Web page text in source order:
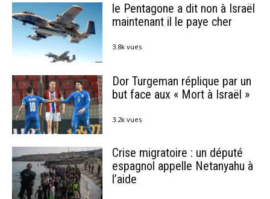
le Pentagone a dit non à Israël
maintenant il le paye cher
3.8k vues
Dor Turgeman réplique par un
but face aux « Mort à Israël »
3.2k vues
Crise migratoire : un député
espagnol appelle Netanyahu à
l’aide